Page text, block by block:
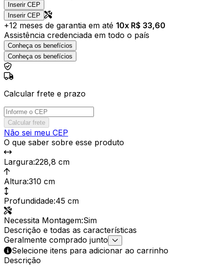
Inserir CEP
Inserir CEP
+12 meses de garantia em até 10x R$ 33,60
Assistência credenciada em todo o país
Conheça os benefícios
Conheça os benefícios
Calcular frete e prazo
Calcular frete
Não sei meu CEP
O que saber sobre esse produto
Largura:228,8 cm
Altura:310 cm
Profundidade:45 cm
Necessita Montagem:Sim
Descrição e todas as características
Geralmente comprado junto
Selecione itens para adicionar ao carrinho
Descrição